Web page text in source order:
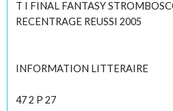
T I FINAL FANTASY
RECENTRAGE REUSSI 2005
INFORMATION LITTERAIRE
47 2 P 27